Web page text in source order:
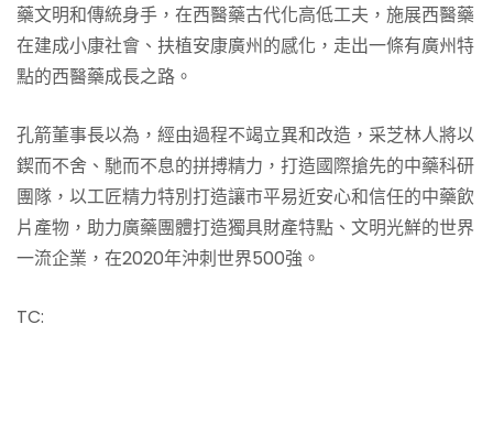
藥文明和傳統身手，在西醫藥古代化高低工夫，施展西醫藥
在建成小康社會、扶植安康廣州的感化，走出一條有廣州特
點的西醫藥成長之路。
孔箭董事長以為，經由過程不竭立異和改造，采芝林人將以
鍥而不舍、馳而不息的拼搏精力，打造國際搶先的中藥科研
團隊，以工匠精力特別打造讓市平易近安心和信任的中藥飲
片產物，助力廣藥團體打造獨具財產特點、文明光鮮的世界
一流企業，在2020年沖刺世界500強。
TC: